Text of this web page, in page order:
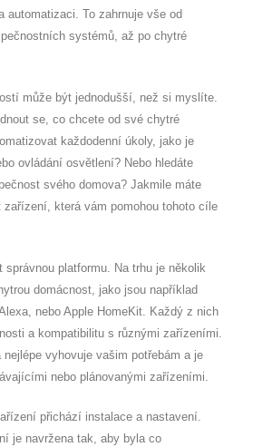
automatizaci. To zahrnuje vše od
systémů, až po chytré
může být jednodušší, než si myslíte.
se, co chcete od své chytré
každodenní úkoly, jako je
ovládání osvětlení? Nebo hledáte
svého domova? Jakmile máte
která vám pomohou tohoto cíle
správnou platformu. Na trhu je několik
domácnost, jako jsou například
nebo Apple HomeKit. Každý z nich
a kompatibilitu s různými zařízeními.
vyhovuje vašim potřebám a je
nebo plánovanými zařízeními.
přichází instalace a nastavení.
je navržena tak, aby byla co